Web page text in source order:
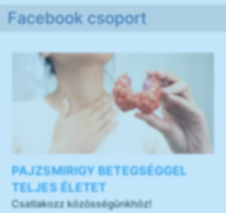
Facebook csoport
PAJZSMIRIGY BETEGSÉGGEL
TELJES ÉLETET
Csatlakozz közösségünkhöz!